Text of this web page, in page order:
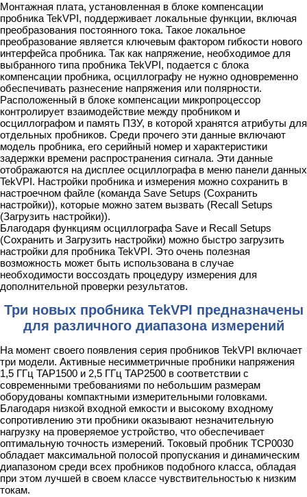
Монтажная плата, установленная в блоке компенсации
пробника TekVPI, поддерживает локальные функции, включая
преобразования постоянного тока. Такое локальное
преобразование является ключевым фактором гибкости нового
интерфейса пробника. Так как напряжение, необходимое для
выбранного типа пробника TekVPI, подается с блока
компенсации пробника, осциллографу не нужно одновременно
обеспечивать разнесение напряжения или полярности.
Расположенный в блоке компенсации микропроцессор
контролирует взаимодействие между пробником и
осциллографом и память ПЗУ, в которой хранятся атрибуты для
отдельных пробников. Среди прочего эти данные включают
модель пробника, его серийный номер и характеристики
задержки времени распространения сигнала. Эти данные
отображаются на дисплее осциллографа в меню панели данных
TekVPI. Настройки пробника и измерения можно сохранить в
настроечном файле (команда Save Setups (Сохранить
настройки)), которые можно затем вызвать (Recall Setups
(Загрузить настройки)).
Благодаря функциям осциллографа Save и Recall Setups
(Сохранить и Загрузить настройки) можно быстро загрузить
настройки для пробника TekVPI. Это очень полезная
возможность может быть использована в случае
необходимости воссоздать процедуру измерения для
дополнительной проверки результатов.
Три новых пробника TekVPI предназначены
для различного диапазона измерений
На момент своего появления серия пробников TekVPI включает
три модели. Активные несимметричные пробники напряжения
1,5 ГГц TAP1500 и 2,5 ГГц TAP2500 в соответствии с
современными требованиями по небольшим размерам
оборудованы компактными измерительными головками.
Благодаря низкой входной емкости и высокому входному
сопротивлению эти пробники оказывают незначительную
нагрузку на проверяемое устройство, что обеспечивает
оптимальную точность измерений. Токовый пробник TCP0030
обладает максимальной полосой пропускания и динамическим
диапазоном среди всех пробников подобного класса, обладая
при этом лучшей в своем классе чувствительностью к низким
токам.